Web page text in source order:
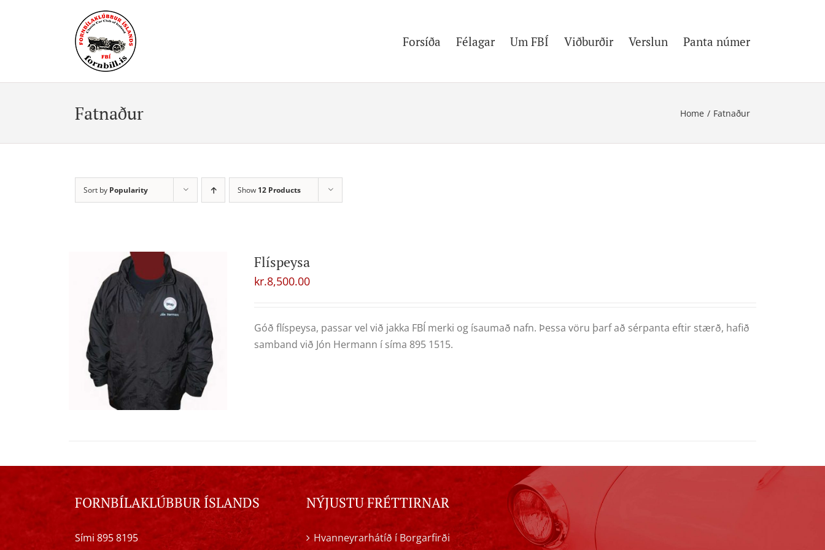
Forsíða Félagar Um FBÍ Viðburðir Verslun Panta númer
Fatnaður Home / Fatnaður
Sort by Popularity Show 12 Products
Flíspeysa
kr.8,500.00
Góð flíspeysa, passar vel við jakka FBÍ merki og ísaumað nafn. Þessa vöru þarf að sérpanta eftir stærð, hafið
samband við Jón Hermann í síma 895 1515.
FORNBÍLAKLÚBBUR ÍSLANDS
Sími 895 8195
NÝJUSTU FRÉTTIRNAR
Hvanneyrarhátíð í Borgarfirði